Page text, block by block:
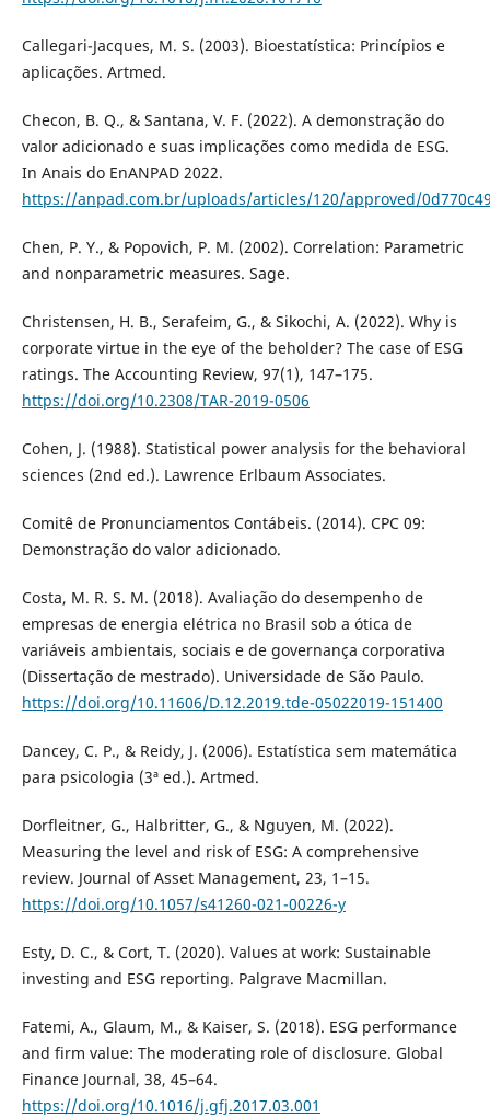
Callegari-Jacques, M. S. (2003). Bioestatística: Princípios e
aplicações. Artmed.
Checon, B. Q., & Santana, V. F. (2022). A demonstração do
valor adicionado e suas implicações como medida de ESG.
In Anais do EnANPAD 2022.
https://anpad.com.br/uploads/articles/120/approved/
Chen, P. Y., & Popovich, P. M. (2002). Correlation: Parametric
and nonparametric measures. Sage.
Christensen, H. B., Serafeim, G., & Sikochi, A. (2022). Why is
corporate virtue in the eye of the beholder? The case of ESG
ratings. The Accounting Review, 97(1), 147–175.
https://doi.org/10.2308/TAR-2019-0506
Cohen, J. (1988). Statistical power analysis for the behavioral
sciences (2nd ed.). Lawrence Erlbaum Associates.
Comitê de Pronunciamentos Contábeis. (2014). CPC 09:
Demonstração do valor adicionado.
Costa, M. R. S. M. (2018). Avaliação do desempenho de
empresas de energia elétrica no Brasil sob a ótica de
variáveis ambientais, sociais e de governança corporativa
(Dissertação de mestrado). Universidade de São Paulo.
https://doi.org/10.11606/D.12.2019.tde-05022019-151400
Dancey, C. P., & Reidy, J. (2006). Estatística sem matemática
para psicologia (3ª ed.). Artmed.
Dorfleitner, G., Halbritter, G., & Nguyen, M. (2022).
Measuring the level and risk of ESG: A comprehensive
review. Journal of Asset Management, 23, 1–15.
https://doi.org/10.1057/s41260-021-00226-y
Esty, D. C., & Cort, T. (2020). Values at work: Sustainable
investing and ESG reporting. Palgrave Macmillan.
Fatemi, A., Glaum, M., & Kaiser, S. (2018). ESG performance
and firm value: The moderating role of disclosure. Global
Finance Journal, 38, 45–64.
https://doi.org/10.1016/j.gfj.2017.03.001